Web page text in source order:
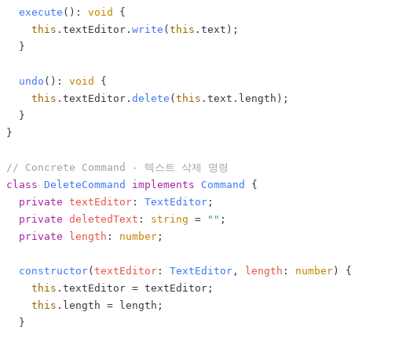
execute (): void
{
this . textEditor . write ( this . text );
  }
undo (): void
{
this . textEditor . delete ( this . text . length );
  }
}
// Concrete Command - 텍스트 삭제 명령
class DeleteCommand implements Command
{
private textEditor : TextEditor ;
private deletedText : string = "" ;
private
length : number ;
constructor( textEditor : TextEditor , length : number ) {
this . textEditor = textEditor;
this . length = length;
  }